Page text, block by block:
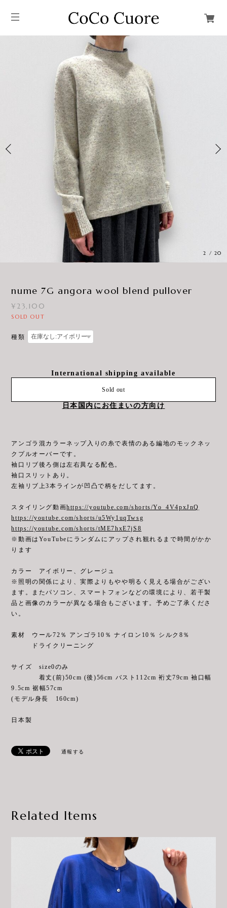
3 / 20
nume 7G angora wool blend pullover
¥23,100
SOLD OUT
種類
International shipping available
Sold out
日本国内にお住まいの方向け
アンゴラ混カラーネップ入りの糸で表情のある編地のモックネッ
クプルオーバーです。
袖口リブ後ろ側は左右異なる配色。
袖口スリットあり。
左袖リブ上3本ラインが凹凸で柄をだしてます。
スタイリング動画https://youtube.com/shorts/Yo_4V4pxJnQ
https://youtube.com/shorts/u5Wy1uqTwsg
https://youtube.com/shorts/tME7hxE7jS8
※動画はYouTubeにランダムにアップされ観れるまで時間がかか
ります
カラー アイボリー、グレージュ
※照明の関係により、実際よりもやや明るく見える場合がござい
ます。またパソコン、スマートフォンなどの環境により、若干製
品と画像のカラーが異なる場合もございます。予めご了承くださ
い。
素材 ウール72％ アンゴラ10％ ナイロン10％ シルク8％
ドライクリーニング
サイズ size0のみ
着丈(前)50cm (後)56cm バスト112cm 裄丈79cm 袖口幅
9.5cm 裾幅57cm
(モデル身長 160cm)
日本製
通報する
Related Items